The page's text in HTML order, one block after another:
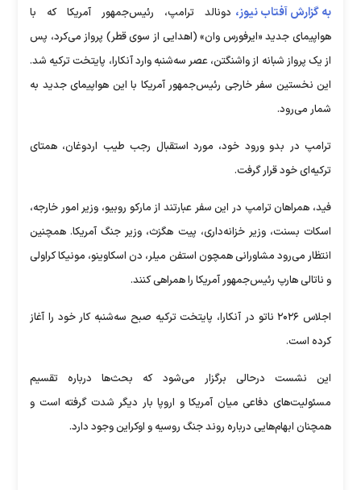
به گزارش آفتاب نیوز، دونالد ترامپ، رئیس‌جمهور آمریکا که با
هواپیمای جدید «ایرفورس وان» (اهدایی از سوی قطر) پرواز می‌کرد، پس
از یک پرواز شبانه از واشنگتن، عصر سه‌شنبه وارد آنکارا، پایتخت ترکیه شد.
این نخستین سفر خارجی رئیس‌جمهور آمریکا با این هواپیمای جدید به
شمار می‌رود.
ترامپ در بدو ورود خود، مورد استقبال رجب طیب اردوغان، همتای
ترکیه‌ای خود قرار گرفت.
فید، همراهان ترامپ در این سفر عبارتند از مارکو روبیو، وزیر امور خارجه،
اسکات بسنت، وزیر خزانه‌داری، پیت هگزث، وزیر جنگ آمریکا. همچنین
انتظار می‌رود مشاورانی همچون استفن میلر، دن اسکاوینو، مونیکا کراولی
و ناتالی هارپ رئیس‌جمهور آمریکا را همراهی کنند.
اجلاس ۲۰۲۶ ناتو در آنکارا، پایتخت ترکیه صبح سه‌شنبه کار خود را آغاز
کرده است.
این نشست درحالی برگزار می‌شود که بحث‌ها درباره تقسیم
مسئولیت‌های دفاعی میان آمریکا و اروپا بار دیگر شدت گرفته است و
همچنان ابهام‌هایی درباره روند جنگ روسیه و اوکراین وجود دارد.